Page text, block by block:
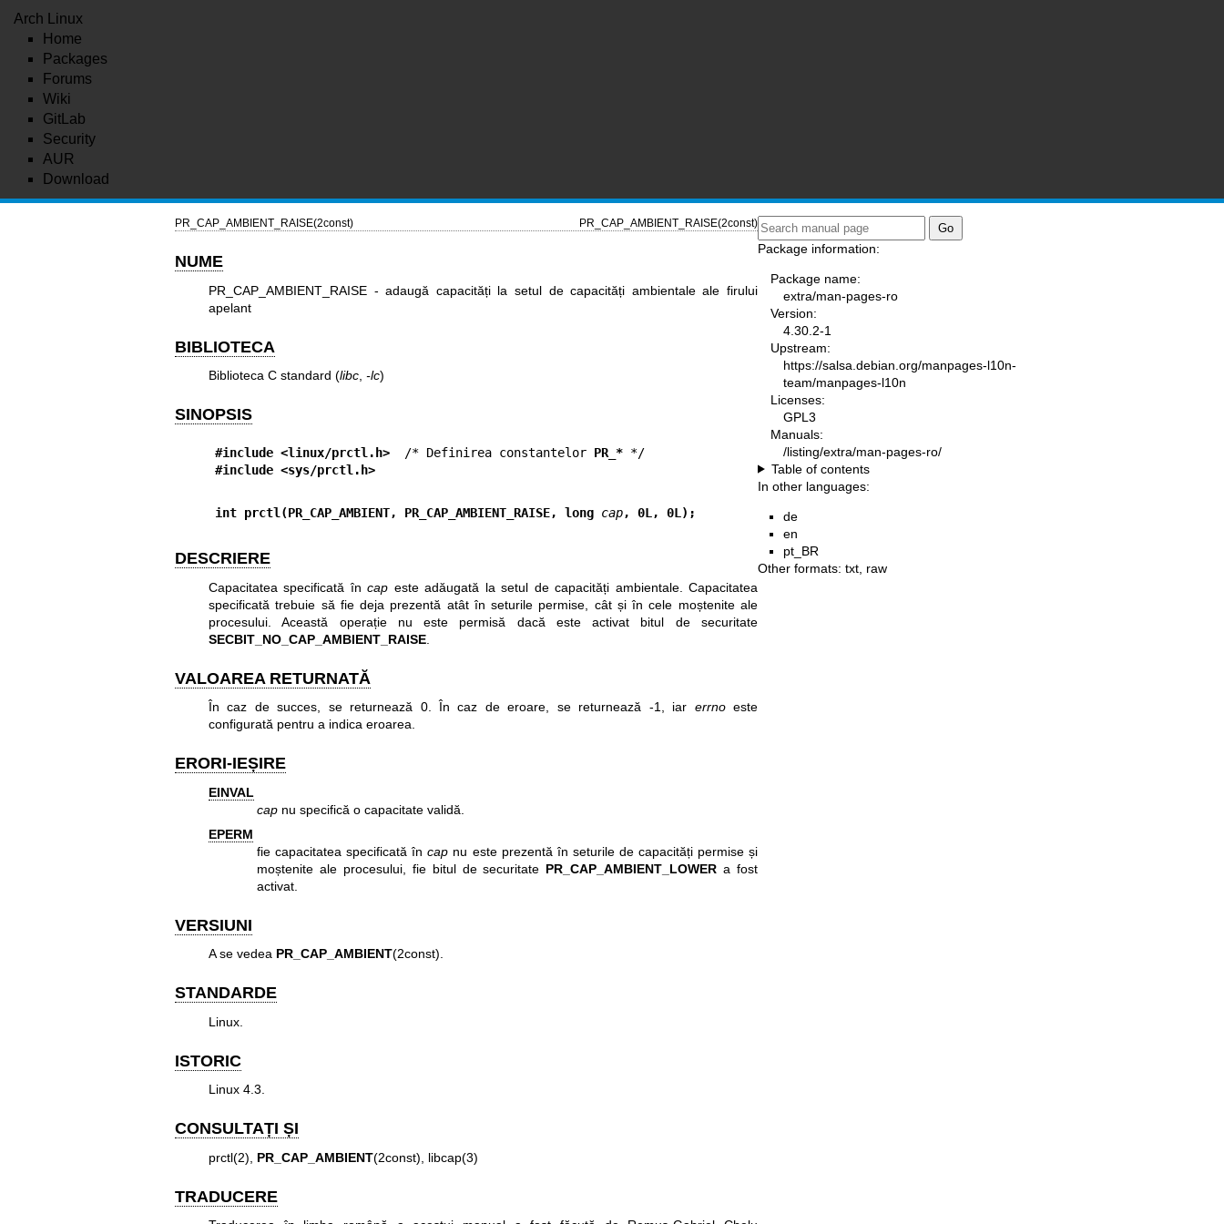
Arch Linux
Home
Packages
Forums
Wiki
GitLab
Security
AUR
Download
PR_CAP_AMBIENT_RAISE(2const) PR_CAP_AMBIENT_RAISE(2const)
NUME
PR_CAP_AMBIENT_RAISE - adaugă capacități la setul de capacități ambientale ale firului
apelant
BIBLIOTECA
Biblioteca C standard (libc, -lc)
SINOPSIS
#include <linux/prctl.h>
  /* Definirea constantelor
PR_*
*/
#include <sys/prctl.h>
int prctl(PR_CAP_AMBIENT, PR_CAP_AMBIENT_RAISE, long cap, 0L, 0L);
DESCRIERE
Capacitatea specificată încap este adăugată la setul de capacități ambientale. Capacitatea
specificată trebuie să fie deja prezentă atât în seturile permise, cât și în cele moștenite ale
procesului. Această operație nu este permisă dacă este activat bitul de securitate
SECBIT_NO_CAP_AMBIENT_RAISE.
VALOAREA RETURNATĂ
În caz de succes, se returnează 0. În caz de eroare, se returnează -1, iar errnoeste
configurată pentru a indica eroarea.
ERORI-IEȘIRE
EINVAL
cap nu specifică o capacitate validă.
EPERM
fie capacitatea specificată încap nu este prezentă în seturile de capacități permise și
moștenite ale procesului, fie bitul de securitate PR_CAP_AMBIENT_LOWER a fost
activat.
VERSIUNI
A se vedea PR_CAP_AMBIENT(2const).
STANDARDE
Linux.
ISTORIC
Linux 4.3.
CONSULTAȚI ȘI
prctl(2) PR_CAP_AMBIENT(2const), libcap(3)
TRADUCERE
Package information:
Package name:
extra/man-pages-ro
Version:
4.30.2-1
Upstream:
https://salsa.debian.org/manpages-l10n-
team/manpages-l10n
Licenses:
GPL3
Manuals:
/listing/extra/man-pages-ro/
Table of contents
In other languages:
de
en
pt_BR
Other formats: txt raw